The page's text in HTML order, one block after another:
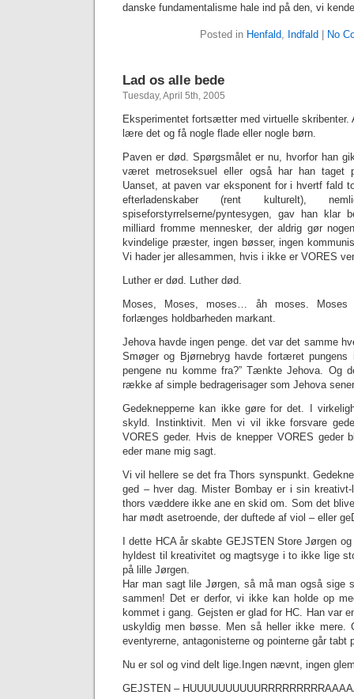
danske fundamentalisme hale ind på den, vi
Posted in Henfald, Indfald No
Lad os alle bede
Tuesday, April 5th, 2005
Eksperimentet fortsætter med virtuelle
lære det og få nogle flade eller nogle børn.
Paven er død. Spørgsmålet er nu, hvorfor han
været metroseksuel eller også har han taget
Uanset, at paven var eksponent for i hvertf fald
efterladenskaber (rent kulturelt),
spiseforstyrrelserne/pyntesygen, gav han klar
milliard fromme mennesker, der aldrig gør
kvindelige præster, ingen bøsser, ingen
Vi hader jer allesammen, hvis i ikke er VORES
Luther er død. Luther død.
Moses, Moses, moses… åh moses. Moses
forlænges holdbarheden markant.
Jehova havde ingen penge. det var det samme
Smøger og Bjørnebryg havde fortæret pungens
pengene nu komme fra?” Tænkte Jehova. Og
række af simple bedragerisager som Jehova
Gedeknepperne kan ikke gøre for det. I
skyld. Instinktivit. Men vi vil ikke forsvare
VORES geder. Hvis de knepper VORES geder
eder mane mig sagt.
Vi vil hellere se det fra Thors synspunkt.
ged – hver dag. Mister Bombay er i sin
thors væddere ikke ane en skid om. Som det
har mødt asetroende, der duftede af viol – eller
I dette HCA år skabte GEJSTEN Store Jørgen
hyldest til kreativitet og magtsyge i to ikke lige
på lille Jørgen.
Har man sagt lile Jørgen, så må man også sige
sammen! Det er derfor, vi ikke kan holde op
kommet i gang. Gejsten er glad for HC. Han var
uskyldig men bøsse. Men så heller ikke mere.
eventyrerne, antagonisterne og pointerne går tabt
Nu er sol og vind delt lige.Ingen nævnt, ingen
GEJSTEN –